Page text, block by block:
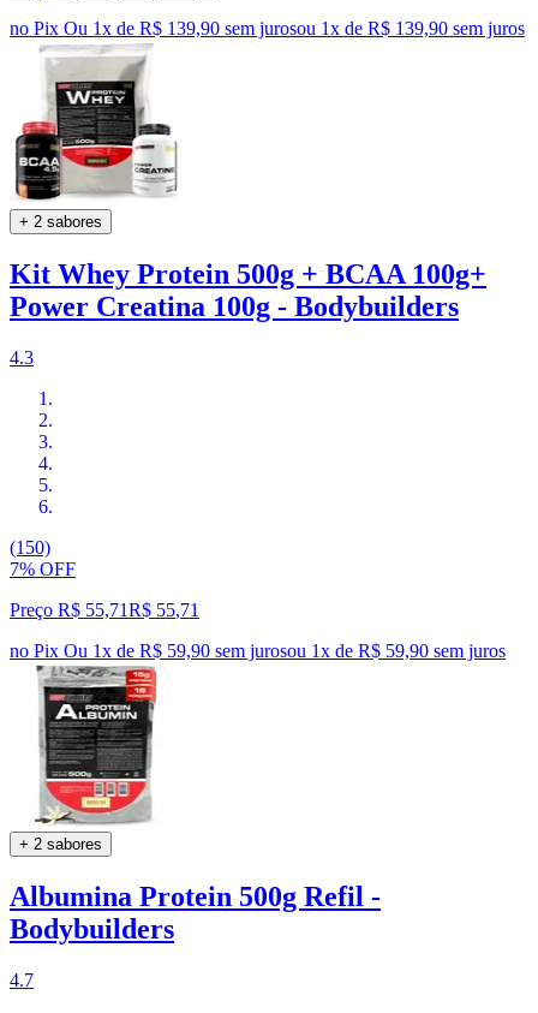
no Pix Ou 1x de R$ 139,90 sem jurosou 1x de R$ 139,90 sem juros
+ 2 sabores
Kit Whey Protein 500g + BCAA 100g+
Power Creatina 100g - Bodybuilders
4.3
(150)
7% OFF
Preço R$ 55,71R$ 55,71
no Pix Ou 1x de R$ 59,90 sem jurosou 1x de R$ 59,90 sem juros
+ 2 sabores
Albumina Protein 500g Refil -
Bodybuilders
4.7